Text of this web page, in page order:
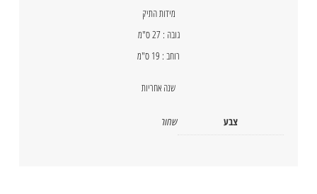
מידות התיק
גובה : 27 ס"מ
רוחב : 19 ס"מ
שנה אחריות
צבע שחור